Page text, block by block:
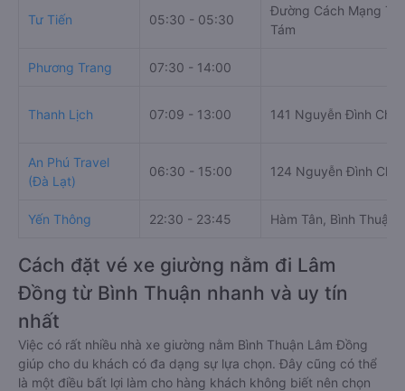
Tư Tiến 05:30 - 05:30
Đường Cách Mạng
Tám
Phương Trang 07:30 - 14:00
Thanh Lịch 07:09 - 13:00 141 Nguyễn Đình
An Phú Travel
(Đà Lạt)
06:30 - 15:00 124 Nguyễn Đình
Yến Thông 22:30 - 23:45 Hàm Tân, Bình Thuận
Cách đặt vé xe giường nằm đi Lâm
Đồng từ Bình Thuận nhanh và uy tín
nhất
Việc có rất nhiều nhà xe giường nằm Bình Thuận Lâm Đồng
giúp cho du khách có đa dạng sự lựa chọn. Đây cũng có thể
là một điều bất lợi làm cho hàng khách không biết nên chọn